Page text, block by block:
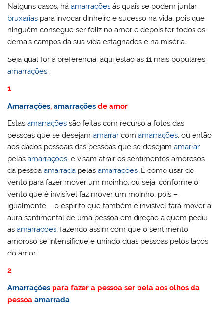
Nalguns casos, háamarrações ás quais se podem juntar
bruxarias para invocar dinheiro e sucesso na vida, pois que
ninguém consegue ser feliz no amor e depois ter todos os
demais campos da sua vida estagnados e na miséria.
Seja qual for a preferência, aqui estão as 11 mais populares
amarrações:
1
Amarrações,amarrações de amor
Estasamarrações são feitas com recurso a fotos das
pessoas que se desejamamarrar comamarrações, ou então
aos dados pessoais das pessoas que se desejamamarrar
pelasamarrações, e visam atrair os sentimentos amorosos
da pessoaamarrada pelasamarrações. È como usar do
vento para fazer mover um moinho, ou seja: conforme o
vento que é invisível faz mover um moinho, pois –
igualmente – o espirito que também é invisível fará mover a
aura sentimental de uma pessoa em direção a quem pediu
asamarrações, fazendo assim com que o sentimento
amoroso se intensifique e unindo duas pessoas pelos laços
do amor.
2
Amarrações para fazer a pessoa ser bela aos olhos da
pessoaamarrada